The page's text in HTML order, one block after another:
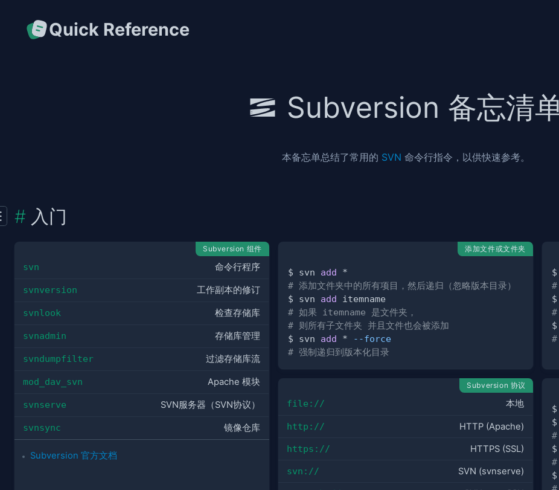
Quick Reference
Subversion 备忘清
本备忘单总结了常用的 SVN 命令行指令，以供快速参考。
入门
Subversion 组件
svn 命令行程序
svnversion 工作副本的修订
svnlook 检查存储库
svnadmin 存储库管理
svndumpfilter 过滤存储库流
mod_dav_svn Apache 模块
svnserve SVN服务器（SVN协议）
svnsync 镜像仓库
Subversion 官方文档
添加文件或文件夹
$ svn add
# 添加文件夹中的所有项目，然后递归（忽略版本目录）
$ svn add
# 如果 itemname 是文件夹，
# 则所有子文件夹 并且文件也会被添加
$ svn add *
--force
# 强制递归到版本化目录
#
#
#
Subversion 协议
file:// 本地
http:// HTTP (Apache)
https:// HTTPS (SSL)
svn:// SVN (svnserve)
#
#